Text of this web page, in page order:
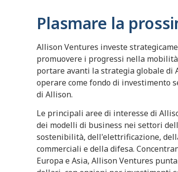
Plasmare la
Allison Ventures investe
promuovere i progressi nella
portare avanti la strategia globale di
operare come fondo di investimento
di Allison.
Le principali aree di interesse di
dei modelli di business nei settori
sostenibilità, dell'elettrificazione,
commerciali e della difesa.
Europa e Asia, Allison Ventures